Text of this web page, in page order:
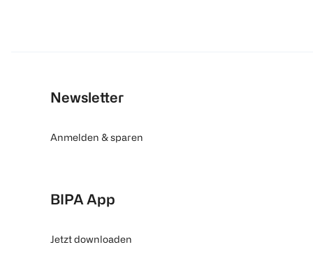
Newsletter
Anmelden & sparen
BIPA App
Jetzt downloaden